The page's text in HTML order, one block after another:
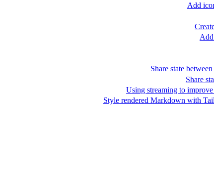
Add
Share state
Share
Using streaming to
Style rendered Markdown with